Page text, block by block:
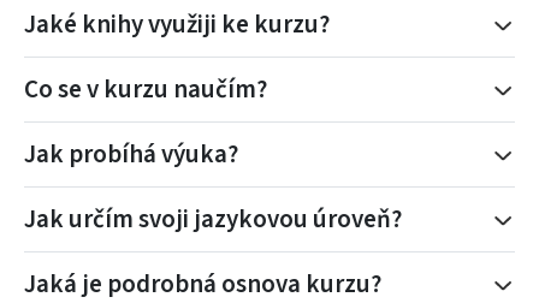
Jaké knihy využiji ke kurzu?
Co se v kurzu naučím?
Jak probíhá výuka?
Jak určím svoji jazykovou úroveň?
Jaká je podrobná osnova kurzu?